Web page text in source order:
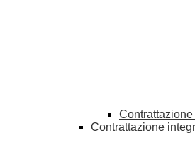
Contrattazione